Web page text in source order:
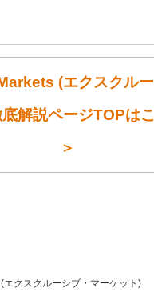
(エクスクル
解説ページTOPは
＞
エクスクルーシブ・マーケット)